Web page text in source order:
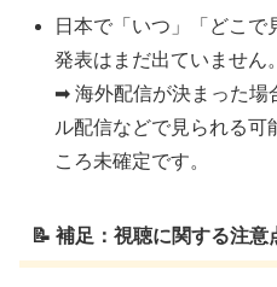
日本で「いつ」「どこ
発表はまだ出ていません。
➡ 海外配信が決まった場
ル配信などで見られる可
ころ未確定です。
📝 補足：視聴に関する注意